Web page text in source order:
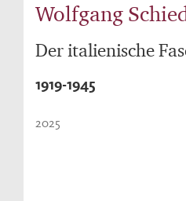
Wolfgang
Der italienische
1919-1945
2025